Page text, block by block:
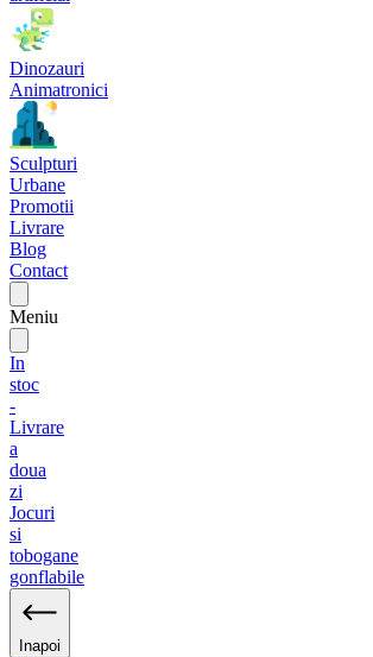
Dinozauri
Animatronici
Sculpturi
Urbane
Promotii
Livrare
Blog
Contact
Meniu
In
stoc
-
Livrare
a
doua
zi
Jocuri
si
tobogane
gonflabile
Inapoi